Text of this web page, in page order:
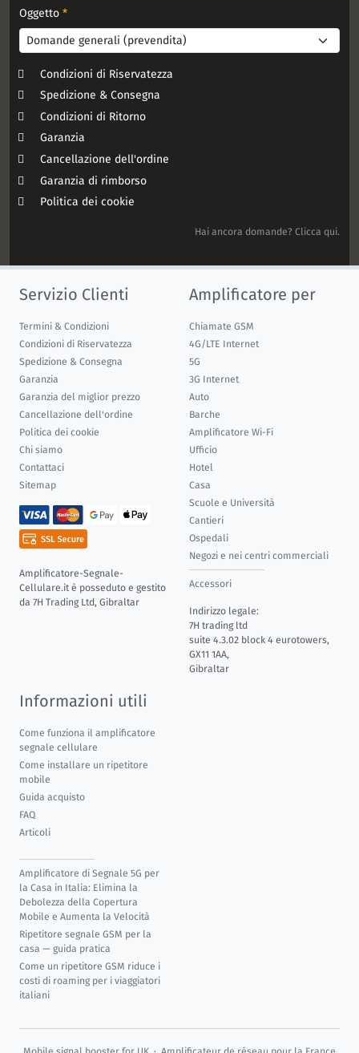
Oggetto *
Condizioni di Riservatezza
Spedizione & Consegna
Condizioni di Ritorno
Garanzia
Cancellazione dell'ordine
Garanzia di rimborso
Politica dei cookie
Hai ancora domande? Clicca qui.
Servizio Clienti
Termini & Condizioni
Condizioni di Riservatezza
Spedizione & Consegna
Garanzia
Garanzia del miglior prezzo
Cancellazione dell'ordine
Politica dei cookie
Chi siamo
Contattaci
Sitemap
Amplificatore-Segnale-
Cellulare.it è posseduto e gestito
da 7H Trading Ltd, Gibraltar
Amplificatore per
Chiamate GSM
4G/LTE Internet
5G
3G Internet
Auto
Barche
Amplificatore Wi-Fi
Ufficio
Hotel
Casa
Scuole e Università
Cantieri
Ospedali
Negozi e nei centri commerciali
Accessori
Indirizzo legale:
7H trading ltd
suite 4.3.02 block 4 eurotowers,
GX11 1AA,
Gibraltar
Informazioni utili
Come funziona il amplificatore
segnale cellulare
Come installare un ripetitore
mobile
Guida acquisto
FAQ
Articoli
Amplificatore di Segnale 5G per
la Casa in Italia: Elimina la
Debolezza della Copertura
Mobile e Aumenta la Velocità
Ripetitore segnale GSM per la
casa — guida pratica
Come un ripetitore GSM riduce i
costi di roaming per i viaggiatori
italiani